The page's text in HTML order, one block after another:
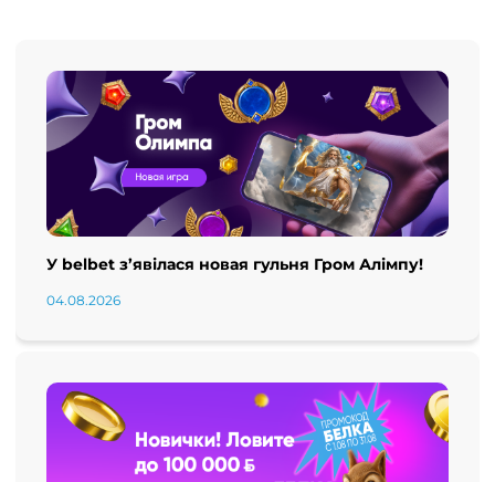
У belbet з’явілася новая гульня Гром Алімпу!
04.08.2026